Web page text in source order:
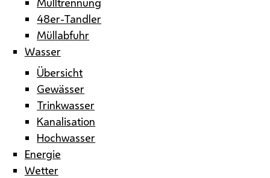
48er-Tandler
Müllabfuhr
Wasser
Übersicht
Gewässer
Trinkwasser
Kanalisation
Hochwasser
Energie
Wetter